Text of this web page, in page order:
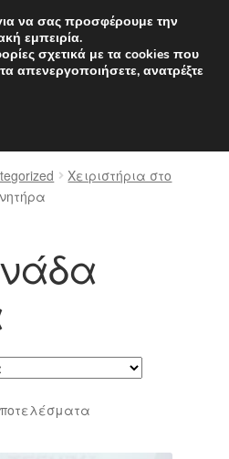
από 7 EUR
- 4 μ.μ.
Χειριστήρια στο
Sorted
latest
να σας προσφέρουμε την
εμπειρία.
σχετικά με τα cookies που
απενεργοποιήσετε, ανατρέξτε